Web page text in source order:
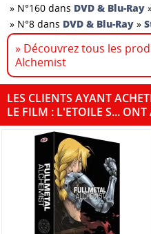
» N°160 dans DVD & Blu-Ray
» N°8 dans DVD & Blu-Ray »
» Découvrez tous les
Alchemist
LES CLIENTS AYANT
LE FILM : L'ETOILE S...